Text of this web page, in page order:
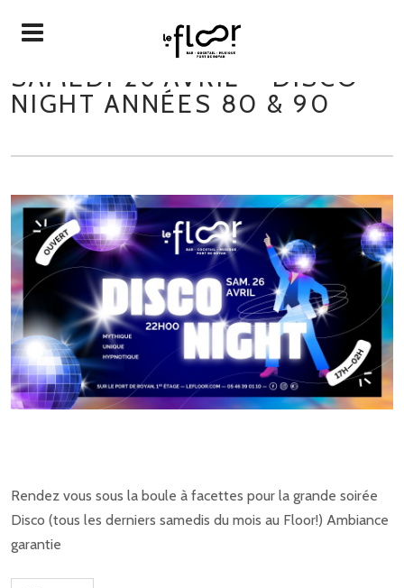
SAMEDI 26 AVRIL – DISCO
NIGHT ANNÉES 80 & 90
Rendez vous sous la boule à facettes pour la grande soirée
Disco (tous les derniers samedis du mois au Floor!) Ambiance
garantie